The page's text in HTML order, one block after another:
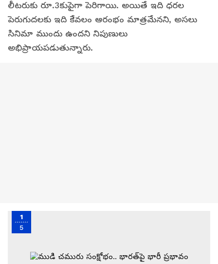
లీటరుకు రూ.3కుపైగా పెరిగాయి. అయితే ఇది ధ‌ర‌ల
పెరుగుద‌ల‌కు ఇది కేవ‌లం ఆరంభం మాత్ర‌మేన‌ని, అస‌లు
సినిమా ముందు ఉంద‌ని నిపుణులు
అభిప్రాయ‌ప‌డుతున్నారు.
1
5